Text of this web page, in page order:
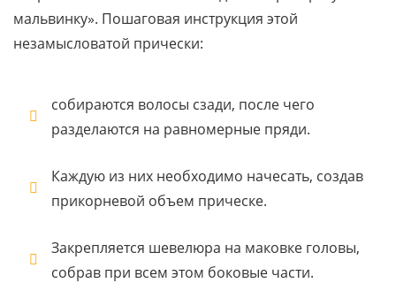
мальвинку». Пошаговая инструкция этой
незамысловатой прически:
собираются волосы сзади, после чего
разделаются на равномерные пряди.
Каждую из них необходимо начесать, создав
прикорневой объем прическе.
Закрепляется шевелюра на маковке головы,
собрав при всем этом боковые части.